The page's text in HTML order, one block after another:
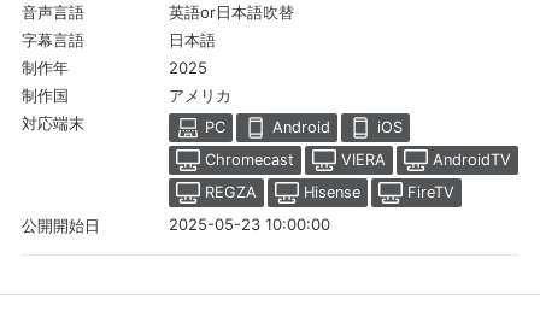
会員設定
基本情報、本人連絡先、パスワード 、クレ
ジットカード情報の変更が可能です。
音声言語 英語or日本語吹替
字幕言語 日本語
制作年 2025
制作国 アメリカ
対応端末 PC Android
iOS
Chromecast
VIERA
AndroidTV
REGZA
Hisense
FireTV
公開開始日
2025-05-23 10:00:00